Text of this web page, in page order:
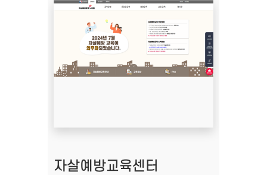
자살예방교육센터